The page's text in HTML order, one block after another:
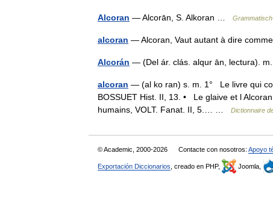
Alcoran — Alcorān, S. Alkoran …
alcoran — Alcoran, Vaut autant à dire
Alcorán — (Del ár. clás. alqur ān, lectura).
alcoran — (al ko ran) s. m. 1° Le livre qui
BOSSUET Hist. II, 13. • Le glaive et l
humains, VOLT. Fanat. II, 5.… …
Dictionnaire
© Academic, 2000-2026 Contacte con nosotros: Apoyo
Exportación Diccionarios , creado en PHP, Joomla,